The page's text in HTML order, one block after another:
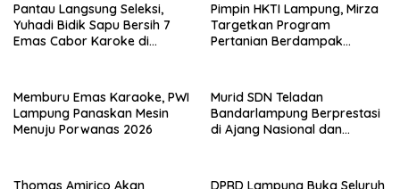
Pantau Langsung Seleksi,
Yuhadi Bidik Sapu Bersih 7
Emas Cabor Karoke di
Pimpin HKTI Lampung, Mirza
Targetkan Program
Pertanian Berdampak
Memburu Emas Karaoke, PWI
Lampung Panaskan Mesin
Menuju Porwanas 2026
Murid SDN Teladan
Bandarlampung Berprestasi
di Ajang Nasional dan
Thomas Amirico Akan
DPRD Lampung Buka Seluruh